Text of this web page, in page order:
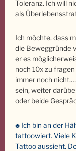
Toleranz. Ich will
als
Ich möchte, dass
die Beweggründe
er es
noch 10x zu
immer noch
sein, weiter
oder beide
♣ Ich bin an der
tattoowiert. Viele
Tattoo aussieht.